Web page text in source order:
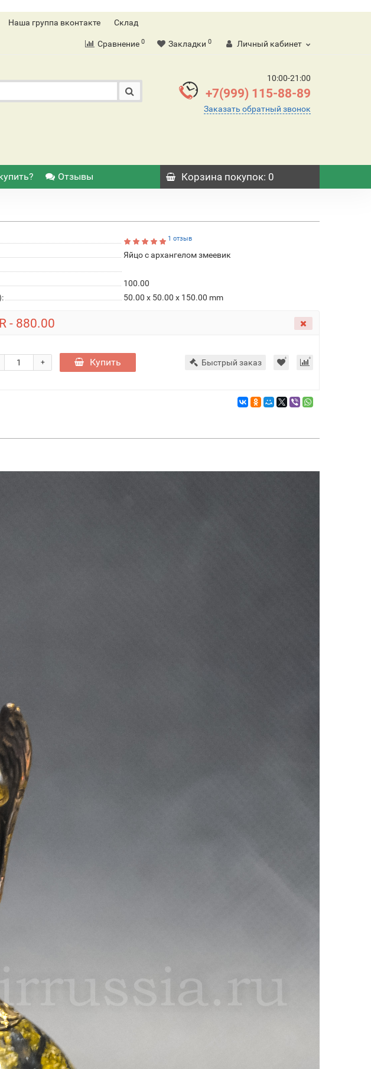
Наша группа вконтакте Склад
Сравнение 0 Закладки 0 Личный кабинет
10:00-21:00
+7(999) 115-88-89
Заказать обратный звонок
Отзывы Корзина покупок: 0
1 отзыв
Яйцо с архангелом змеевик
100.00
50.00 x 50.00 x 150.00 mm
- 880.00
+ Купить Быстрый заказ